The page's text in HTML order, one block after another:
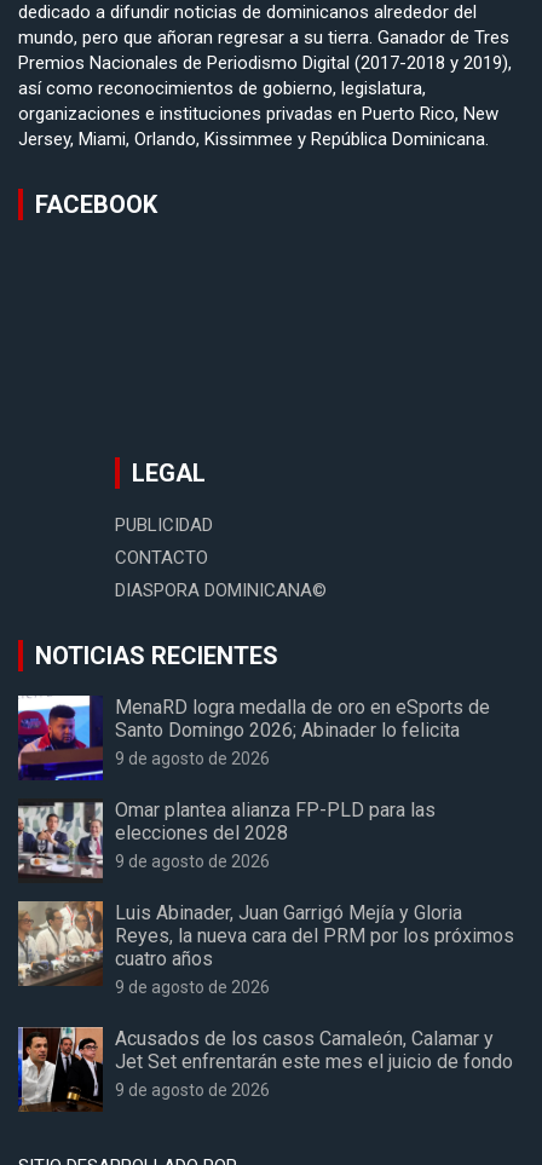
dedicado a difundir noticias de dominicanos alrededor del
mundo, pero que añoran regresar a su tierra. Ganador de Tres
Premios Nacionales de Periodismo Digital (2017-2018 y 2019),
así como reconocimientos de gobierno, legislatura,
organizaciones e instituciones privadas en Puerto Rico, New
Jersey, Miami, Orlando, Kissimmee y República Dominicana.
FACEBOOK
LEGAL
PUBLICIDAD
CONTACTO
DIASPORA DOMINICANA©
NOTICIAS RECIENTES
MenaRD logra medalla de oro en eSports de
Santo Domingo 2026; Abinader lo felicita
9 de agosto de 2026
Omar plantea alianza FP-PLD para las
elecciones del 2028
9 de agosto de 2026
Luis Abinader, Juan Garrigó Mejía y Gloria
Reyes, la nueva cara del PRM por los próximos
cuatro años
9 de agosto de 2026
Acusados de los casos Camaleón, Calamar y
Jet Set enfrentarán este mes el juicio de fondo
9 de agosto de 2026